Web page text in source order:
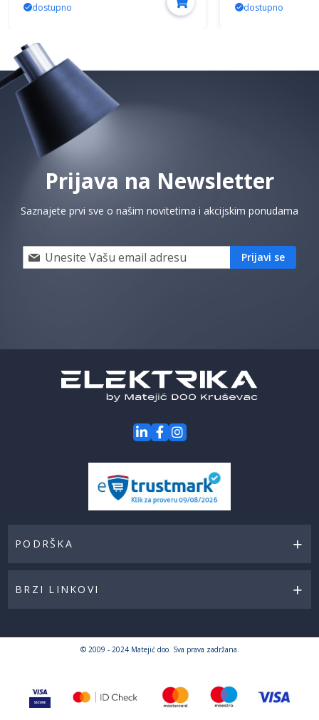
dostupno dostupno
Prijava na Newsletter
Saznajete prvi sve o našim novitetima i akcijskim ponudama
Prijavi
se
akcije
Prijavi se
PODRŠKA
BRZI LINKOVI
© 2009 - 2024 Matejić doo. Sva prava zadržana.